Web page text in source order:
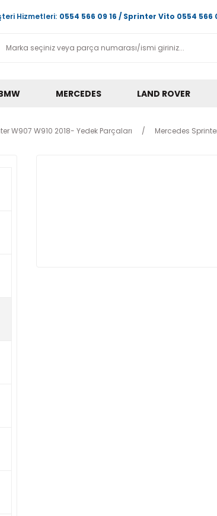
Hizmetleri: 0554 566 09 16 / Sprinter Vito 0554 566
MERCEDES LAND ROVER
W907 W910 2018- Yedek Parçaları Mercedes